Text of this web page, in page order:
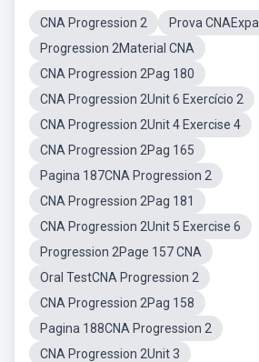
CNA Progression 2
Prova
Progression 2Material CNA
CNA Progression 2Pag 180
CNA Progression 2Unit 6 Exercício 2
CNA Progression 2Unit 4 Exercise 4
CNA Progression 2Pag 165
Pagina 187CNA Progression 2
CNA Progression 2Pag 181
CNA Progression 2Unit 5 Exercise 6
Progression 2Page 157 CNA
Oral TestCNA Progression 2
CNA Progression 2Pag 158
Pagina 188CNA Progression 2
CNA Progression 2Unit 3